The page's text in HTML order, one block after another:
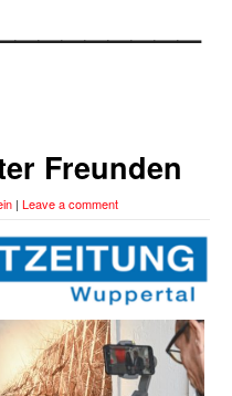
Freunden
| Leave a comment